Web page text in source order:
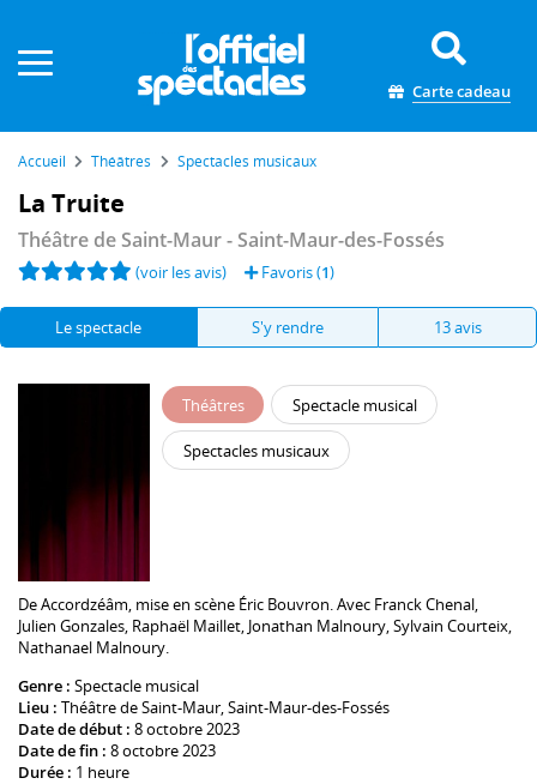
Carte cadeau
Accueil Théâtres Spectacles musicaux
La Truite
Théâtre de Saint-Maur- Saint-Maur-des-Fossés
(voir les avis) Favoris (1)
Le spectacle S'y rendre 13 avis
Théâtres Spectacle musical
Spectacles musicaux
DeAccordzéâm , mise en scène Éric Bouvron . Avec Franck Chenal
Julien Gonzales Raphaël Maillet Jonathan Malnoury Sylvain Courteix
Nathanael Malnoury
Genre : Spectacle musical
Lieu : Théâtre de Saint-Maur, Saint-Maur-des-Fossés
Date de début : 8 octobre 2023
Date de fin : 8 octobre 2023
Durée : 1 heure